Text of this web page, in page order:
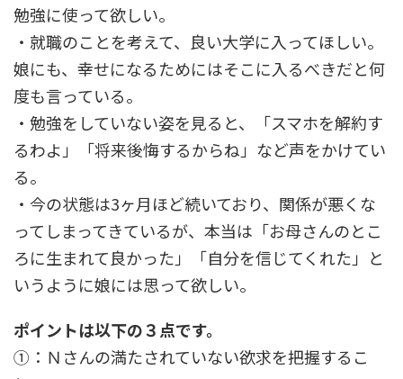
勉強に使って欲しい。
・就職のことを考えて、良い大学に入ってほしい。
娘にも、幸せになるためにはそこに入るべきだと何
度も言っている。
・勉強をしていない姿を見ると、「スマホを解約す
るわよ」「将来後悔するからね」など声をかけてい
る。
・今の状態は3ヶ月ほど続いており、関係が悪くな
ってしまってきているが、本当は「お母さんのとこ
ろに生まれて良かった」「自分を信じてくれた」と
いうように娘には思って欲しい。
ポイントは以下の３点です。
①：Ｎさんの満たされていない欲求を把握するこ